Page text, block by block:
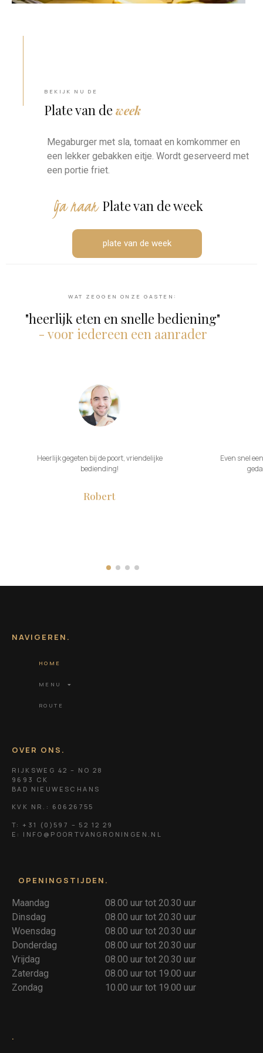
BEKIJK NU DE
Plate van deweek
Megaburger met sla, tomaat en komkommer en
een lekker gebakken eitje. Wordt geserveerd met
een portie friet.
Ga naar Plate van de week
plate van de week
WAT ZEGGEN ONZE GASTEN:
"heerlijk eten en snelle bediening"
- voor iedereen een aanrader
Heerlijk gegeten bij de poort, vriendelijke
bediending!
Robert
Even snel
NAVIGEREN.
HOME
MENU
ROUTE
OVER ONS.
RIJKSWEG 42 – NO 28
9693 CK
BAD NIEUWESCHANS
KVK NR.: 60626755
T: +31 (0)597 – 52 12 29
E: INFO@POORTVANGRONINGEN.NL
OPENINGSTIJDEN
Maandag
Dinsdag
Woensdag
Donderdag
Vrijdag
Zaterdag
Zondag
.
08.00 uur tot 20.30 uur
08.00 uur tot 20.30 uur
08.00 uur tot 20.30 uur
08.00 uur tot 20.30 uur
08.00 uur tot 20.30 uur
08.00 uur tot 19.00 uur
10.00 uur tot 19.00 uur
.